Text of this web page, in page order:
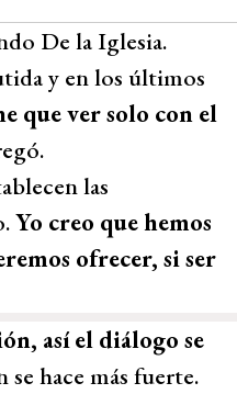
De la Iglesia.
y en los últimos
que ver solo con el
las
Yo creo que hemos
ofrecer, si ser
así el diálogo se
hace más fuerte.